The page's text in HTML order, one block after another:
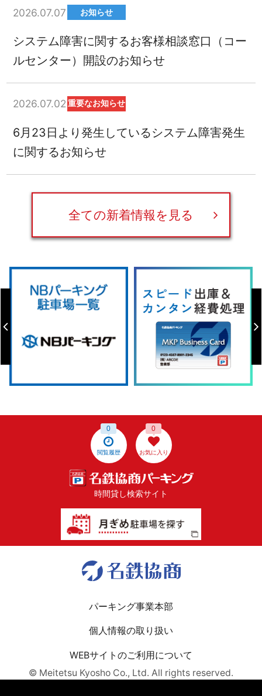
2026.07.07 お知らせ
システム障害に関するお客様相談窓口（コー
ルセンター）開設のお知らせ
2026.07.02 重要なお知らせ
6月23日より発生しているシステム障害発生
に関するお知らせ
全ての新着情報を見る
閲覧履歴
0
お気に入り
0
時間貸し検索サイト
パーキング事業本部
個人情報の取り扱い
WEBサイトのご利用について
© Meitetsu Kyosho Co., Ltd. All rights reserved.